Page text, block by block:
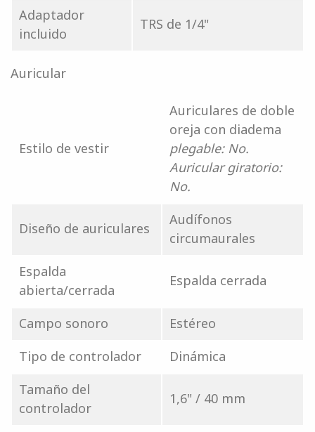
Adaptador
incluido
TRS de 1/4"
Auricular
Estilo de vestir
Auriculares de doble
oreja con diadema
plegable: No.
Auricular giratorio:
No.
Diseño de auriculares
Audífonos
circumaurales
Espalda
abierta/cerrada
Espalda cerrada
Campo sonoro
Estéreo
Tipo de controlador
Dinámica
Tamaño del
controlador
1,6" / 40 mm